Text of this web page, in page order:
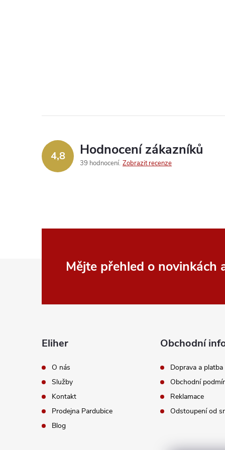
4,8 Hodnocení zákazníků
39 hodnocení Zobrazit recenze
Mějte přehled o novinkách
Eliher
O nás
Služby
Kontakt
Prodejna Pardubice
Blog
Obchodní
Doprava a platba
Obchodní
Reklamace
Odstoupení od